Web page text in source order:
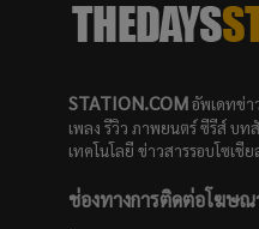
STATION.COMอัพเดทข่า
เพลง รีวิว ภาพยนตร์ ซีรีส์ บ
เทคโนโลยี ข่าวสารรอบโซเชีย
ช่องทางการติดต่อโฆษ